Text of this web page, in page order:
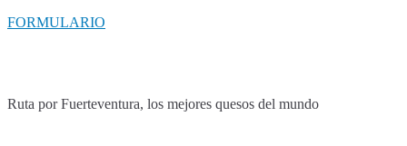
FORMULARIO
Ruta por Fuerteventura, los mejores quesos del mundo